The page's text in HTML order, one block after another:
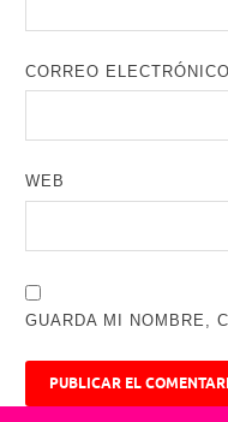
CORREO
WEB
GUARDA MI NOMBRE,